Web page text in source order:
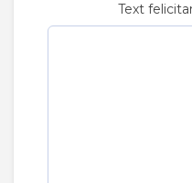
Text